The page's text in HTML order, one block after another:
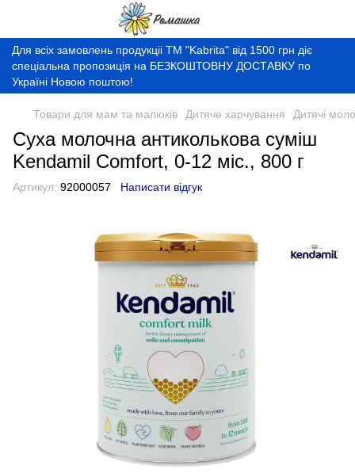
Для всіх замовлень продукціі ТМ "Kabrita" від 1500 грн діє
спеціальна пропозиція на БЕЗКОШТОВНУ ДОСТАВКУ по
Україні Новою поштою!
Товари для мам та малюків Дитяче харчування Дитячі
Суха молочна антиколькова суміш
Kendamil Comfort, 0-12 міс., 800 г
Артикул: 92000057 Написати відгук